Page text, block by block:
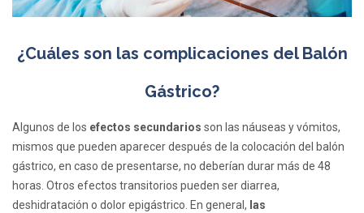
¿Cuáles son las complicaciones del Balón
Gástrico?
Algunos de los efectos secundarios son las náuseas y vómitos,
mismos que pueden aparecer después de la colocación del balón
gástrico, en caso de presentarse, no deberían durar más de 48
horas. Otros efectos transitorios pueden ser diarrea,
deshidratación o dolor epigástrico. En general, las